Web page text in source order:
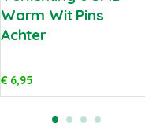
Warm Wit Pins
Achter
€6,95